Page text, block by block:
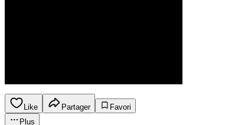
Like Partager
Favori
Plus